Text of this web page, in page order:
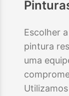
Escolher
pintura
uma